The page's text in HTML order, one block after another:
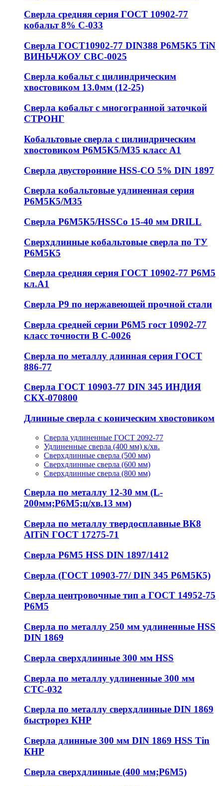
Сверла средняя серия ГОСТ 10902-77
кобальт 8% С-033
Сверла ГОСТ10902-77 DIN388 Р6М5К5 TiN
ВИНЬЧЖОУ СВС-0025
Сверла кобальт с цилиндрическим
хвостовиком 13.0мм (12-25)
Сверла кобальт с многогранной заточкой
СТРОНГ
Кобальтовые сверла с цилиндрическим
хвостовиком Р6М5К5/М35 класс А1
Сверла двусторонние HSS-CO 5% DIN 1897
Сверла кобальтовые удлиненная серия
Р6М5К5/М35
Сверла Р6М5К5/HSSCo 15-40 мм DRILL
Сверхдлинные кобальтовые сверла по ТУ
Р6М5К5
Сверла средняя серия ГОСТ 10902-77 Р6М5
кл.А1
Сверла Р9 по нержавеющей прочной стали
Сверла средней серии Р6М5 гост 10902-77
класс точности В С-0026
Сверла по металлу длинная серия ГОСТ
886-77
Сверла ГОСТ 10903-77 DIN 345 ИНДИЯ
СКХ-070800
Длинные сверла с коническим хвостовиком
Сверла удлиненные ГОСТ 2092-77
Удлиненные сверла (400 мм) к/хв.
Сверхдлинные сверла (500 мм)
Сверхдлинные сверла (600 мм)
Сверхдлинные сверла (800 мм)
Сверла по металлу 12-30 мм (L-
200мм;Р6М5;ц/хв.13 мм)
Сверла по металлу твердосплавные ВК8
AlTiN ГОСТ 17275-71
Сверла Р6М5 HSS DIN 1897/1412
Сверла (ГОСТ 10903-77/ DIN 345 Р6М5К5)
Сверла центровочные тип а ГОСТ 14952-75
Р6М5
Сверла по металлу 250 мм удлиненные HSS
DIN 1869
Сверла сверхдлинные 300 мм HSS
Сверла по металлу удлиненные 300 мм
СТС-032
Сверла по металлу сверхдлинные DIN 1869
быстрорез КНР
Сверла длинные 300 мм DIN 1869 HSS Tin
КНР
Сверла сверхдлинные (400 мм;Р6М5)